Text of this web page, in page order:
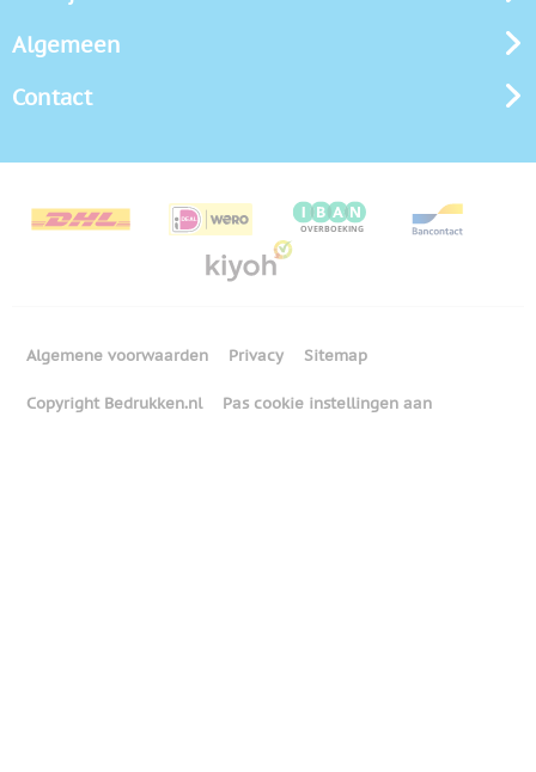
Algemeen
Contact
Algemene voorwaarden Privacy Sitemap
Copyright Bedrukken.nl Pas cookie instellingen aan